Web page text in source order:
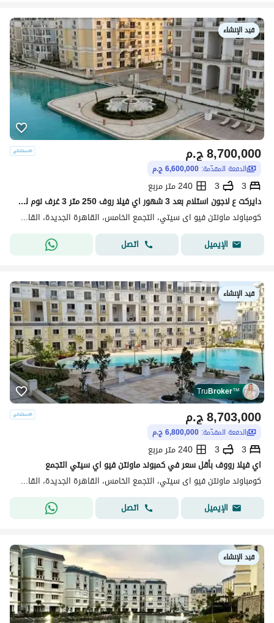
قيد الإنشاء
ج.م8,700,000
الدفعة المقدّمة: 6,600,000 ج.م
3
3
240 متر مربع
دايركت ع لاجون استلام بعد 3 شهور اي فيلا روف 250 متر 3 غرف نوم للبيع فى اميز لوكيشن فى كمبوند ماونتن فيو اي سيتي التجمع الخامس Mountain View Icity
كومباوند ماونتن فيو اى سيتي، التجمع الخامس، القاهرة الجديدة، القاهرة
الإيميل
اتصل
قيد الإنشاء
TruBroker™
ج.م8,703,000
الدفعة المقدّمة: 6,800,000 ج.م
3
3
240 متر مربع
اي فيلا رووف بأقل سعر في كمبوند ماونتن فيو اي سيتي التجمع
كومباوند ماونتن فيو اى سيتي، التجمع الخامس، القاهرة الجديدة، القاهرة
الإيميل
اتصل
قيد الإنشاء